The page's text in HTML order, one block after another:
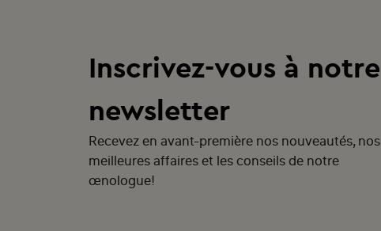
Inscrivez-vous à notre
newsletter
Recevez en avant-première nos nouveautés, nos
meilleures affaires et les conseils de notre
œnologue!